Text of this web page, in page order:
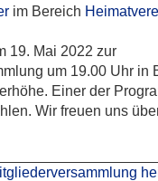
im Bereich
19. Mai 2022 zur
um 19.00 Uhr in
Einer der
Wir freuen uns